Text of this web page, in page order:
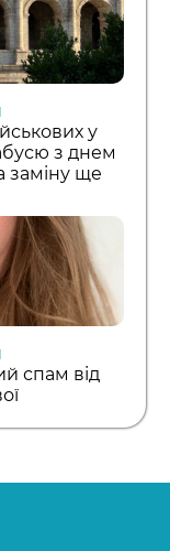
у
з днем
заміну ще
спам від